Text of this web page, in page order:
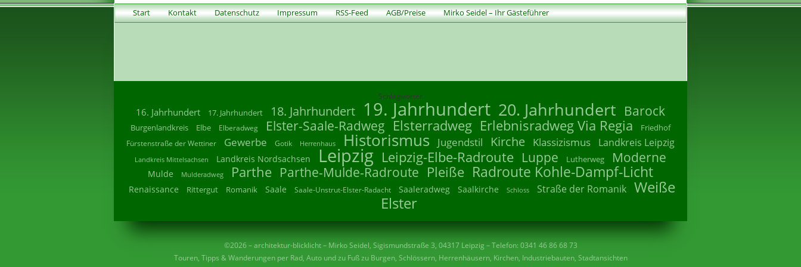
Start Kontakt Datenschutz Impressum RSS-Feed AGB/Preise Mirko Seidel – Ihr Gästeführer
Schlagwörter
16. Jahrhundert 17. Jahrhundert 18. Jahrhundert 19. Jahrhundert 20. Jahrhundert Barock
Burgenlandkreis Elbe Elberadweg Elster-Saale-Radweg Elsterradweg Erlebnisradweg Via Regia Friedhof
Fürstenstraße der Wettiner Gewerbe Gotik Herrenhaus Historismus Jugendstil Kirche Klassizismus Landkreis Leipzig
Landkreis Mittelsachsen Landkreis Nordsachsen Leipzig Leipzig-Elbe-Radroute Luppe Lutherweg Moderne
Mulde Mulderadweg Parthe Parthe-Mulde-Radroute Pleiße Radroute Kohle-Dampf-Licht
Renaissance Rittergut Romanik Saale Saale-Unstrut-Elster-Radacht Saaleradweg Saalkirche Schloss Straße der Romanik Weiße
Elster
©2026 – architektur-blicklicht – Mirko Seidel, Sigismundstraße 3, 04317 Leipzig – Telefon: 0341 46 86 68 73
Touren, Tipps & Wanderungen per Rad, Auto und zu Fuß zu Burgen, Schlössern, Herrenhäusern, Kirchen, Industriebauten, Stadtansichten